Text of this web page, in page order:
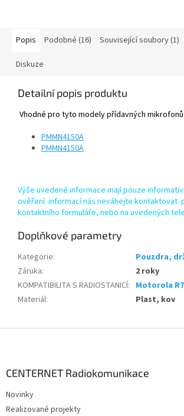
Popis Podobné (16) Související soubory (1)
Diskuze
Detailní popis produktu
Vhodné pro tyto modely přídavných mikrofonů:
PMMN4150A
PMMN4150A
Výše uvedené informace mají pouze
ověření informací nás neváhejte kontaktovat
kontaktního formuláře, nebo na uvedených
Doplňkové parametry
Kategorie:
Pouzdra,
Záruka:
2 roky
KOMPATIBILITA S RADIOSTANICÍ: Motorola
Materiál: Plast, kov
CENTERNET Radiokomunikace
Novinky
Realizované projekty